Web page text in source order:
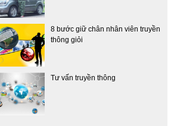
8 bước giữ chân nhân viên truyền
thông giỏi
Tư vấn truyền thông